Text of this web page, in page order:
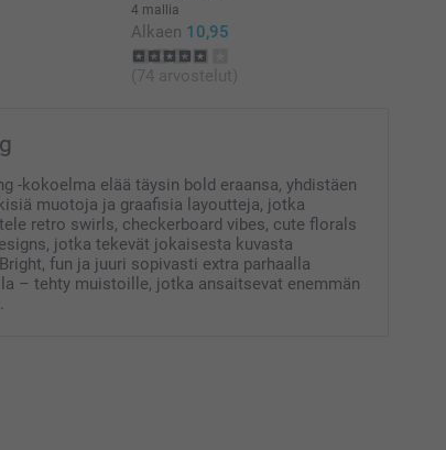
4 mallia
Alkaen 10,95
(74 arvostelut)
-kokoelma elää täysin bold eraansa, yhdistäen
muotoja ja graafisia layoutteja, jotka
retro swirls, checkerboard vibes, cute florals
jotka tekevät jokaisesta kuvasta
fun ja juuri sopivasti extra parhaalla
– tehty muistoille, jotka ansaitsevat enemmän